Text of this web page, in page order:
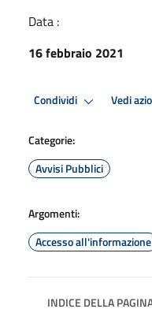
Data :
16 febbraio 2021
Condividi Vedi
Categorie:
Avvisi Pubblici
Argomenti:
Accesso all'informazione
INDICE DELLA